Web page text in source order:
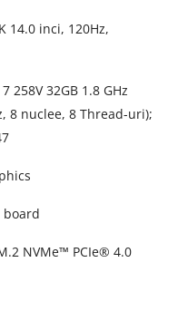
14.0 inci, 120Hz,
258V 32GB 1.8 GHz
8 nuclee, 8 Thread-uri);
board
NVMe™ PCIe® 4.0